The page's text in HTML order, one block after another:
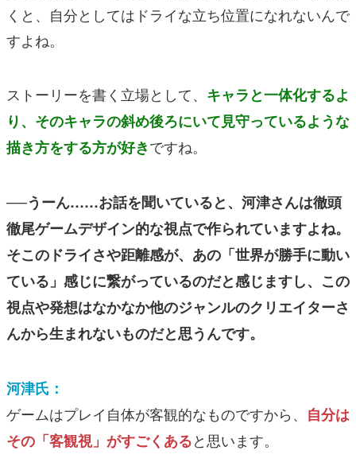
くと、自分としてはドライな立ち位置になれないんで
すよね。
ストーリーを書く立場として、 キャラと一体化するよ
り、そのキャラの斜め後ろにいて見守っているような
描き方をする方が好きですね。
──うーん……お話を聞いていると、河津さんは徹頭
徹尾ゲームデザイン的な視点で作られていますよね。
そこのドライさや距離感が、あの「世界が勝手に動い
ている」感じに繋がっているのだと感じますし、この
視点や発想はなかなか他のジャンルのクリエイターさ
んから生まれないものだと思うんです。
河津氏：
ゲームはプレイ自体が客観的なものですから、 自分は
その「客観視」がすごくあると思います。